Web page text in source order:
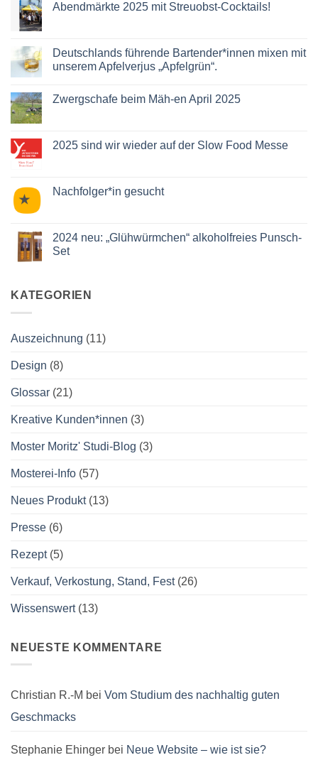
Abendmärkte 2025 mit Streuobst-Cocktails!
Abendmärkte
2025
mit
Deutschlands führende Bartender*innen mixen mit
unserem Apfelverjus „Apfelgrün“.
zu
mit
Zwergschafe beim Mäh-en April 2025
Zwergschafe
beim
2025
2025 sind wir wieder auf der Slow Food Messe
2025
sind
der
Slow
Food
Nachfolger*in gesucht
Nachfolger*in
gesucht
2024 neu: „Glühwürmchen“ alkoholfreies Punsch-
Set
2024
Set
KATEGORIEN
Auszeichnung (11)
Design (8)
Glossar (21)
Kreative Kunden*innen (3)
Moster Moritz' Studi-Blog (3)
Mosterei-Info (57)
Neues Produkt(13)
Presse (6)
Rezept(5)
Verkauf, Verkostung, Stand, Fest(26)
Wissenswert(13)
NEUESTE KOMMENTARE
Christian R.-M bei Vom Studium des nachhaltig guten
Geschmacks
Stephanie Ehinger bei Neue Website – wie ist sie?